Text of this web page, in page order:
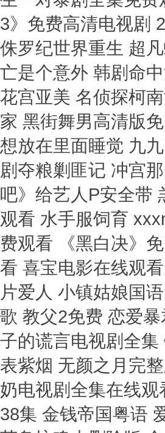
3》免费高清电视剧
侏罗纪世界重生 超
亡是个意外 韩剧命
花宫亚美 名侦探柯
家 黑街舞男高清版
想放在里面睡觉 九
剧夺粮剿匪记 冲宫
吧》给艺人P安全带
观看 水手服饲育
费观看 《黑白决》
看 喜宝电影在线观
片爱人 小镇姑娘国
歌 教父2免费 恋爱
子的谎言电视剧全
表紫烟 无颜之月完
奶电视剧全集在线
38集 金钱帝国粤语